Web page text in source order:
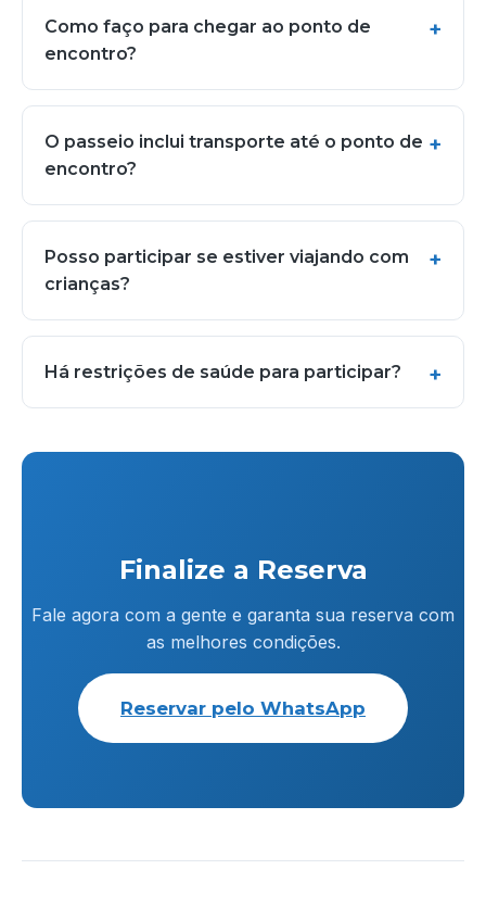
Como faço para chegar ao ponto de
encontro?
O passeio inclui transporte até o ponto de
encontro?
Posso participar se estiver viajando com
crianças?
Há restrições de saúde para participar?
Finalize a Reserva
Fale agora com a gente e garanta sua reserva com
as melhores condições.
Reservar pelo WhatsApp